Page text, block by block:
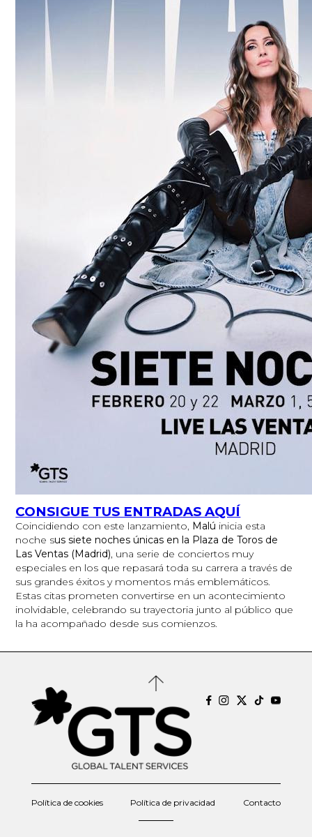
CONSIGUE TUS ENTRADAS AQUÍ
Coincidiendo con este lanzamiento, Malú inicia esta
noche sus siete noches únicas en la Plaza de Toros de
Las Ventas (Madrid) , una serie de conciertos muy
especiales en los que repasará toda su carrera a través de
sus grandes éxitos y momentos más emblemáticos.
Estas citas prometen convertirse en un acontecimiento
inolvidable, celebrando su trayectoria junto al público que
la ha acompañado desde sus comienzos.
Política de cookies Política de privacidad Contacto